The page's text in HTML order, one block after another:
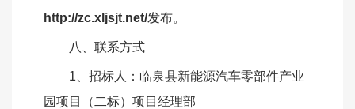
http://zc.xljsjt.net/发布。
八、联系方式
1、招标人：临泉县新能源汽车零部件产业
园项目（二标）项目经理部